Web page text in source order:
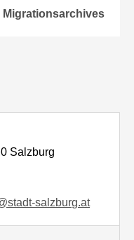
Migrationsarchives
Salzburg
salzburg.at